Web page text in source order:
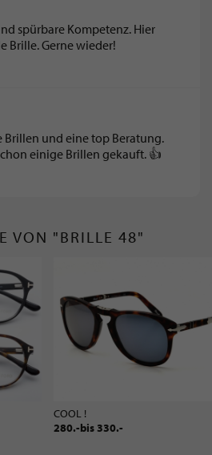
spürbare Kompetenz. Hier
Brille. Gerne wieder!
und eine top Beratung.
einige Brillen gekauft. 👍
VON "BRILLE 48"
COOL !
280.-bis 330.-